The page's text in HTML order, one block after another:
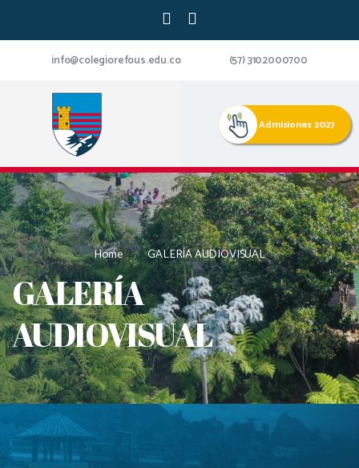
info@colegiorefous.edu.co (57) 3102000700
Admisiones 2027
Home GALERÍA AUDIOVISUAL
GALERÍA
AUDIOVISUAL